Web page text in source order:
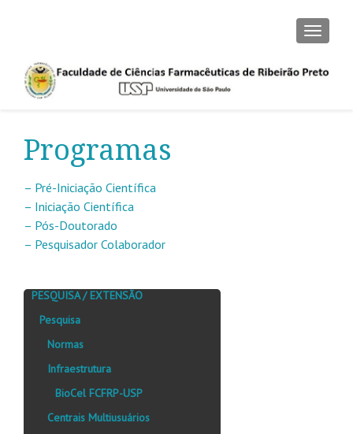
Programas
– Pré-Iniciação Científica
– Iniciação Científica
– Pós-Doutorado
– Pesquisador Colaborador
PESQUISA / EXTENSÃO
Pesquisa
Normas
Infraestrutura
BioCel FCFRP-USP
Centrais Multiusuários